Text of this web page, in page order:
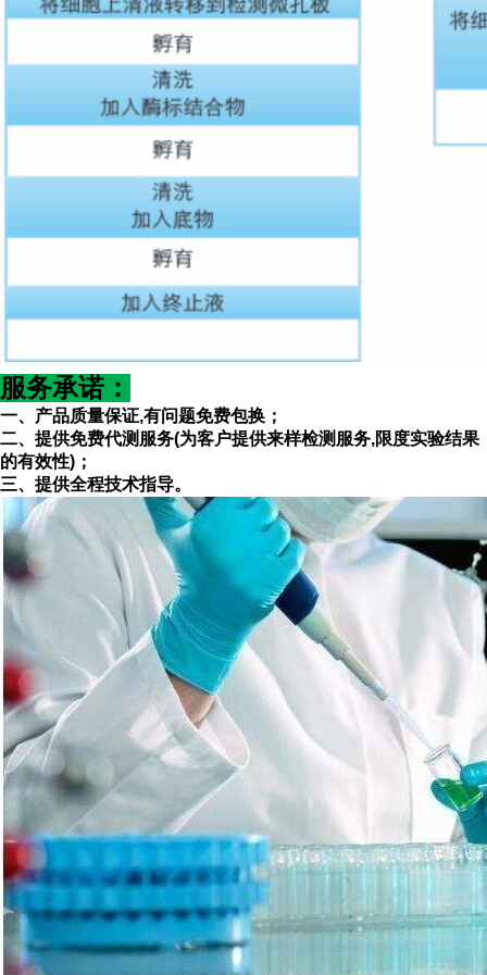
服务承诺：
一、产品质量保证,有问题免费包换；
二、提供免费代测服务(为客户提供来样检测服务,限度实验结果
的有效性)；
三、提供全程技术指导。